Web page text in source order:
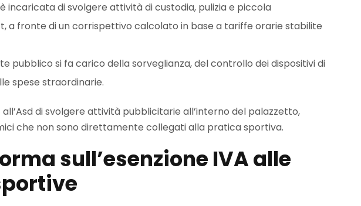
incaricata di svolgere attività di custodia, pulizia e piccola
a fronte di un corrispettivo calcolato in base a tariffe orarie stabilite
pubblico si fa carico della sorveglianza, del controllo dei dispositivi di
spese straordinarie.
di svolgere attività pubblicitarie all’interno del palazzetto,
che non sono direttamente collegati alla pratica sportiva.
sull’esenzione IVA alle